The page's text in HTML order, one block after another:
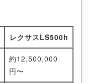
レクサスLS500h
約12,500,000
円〜